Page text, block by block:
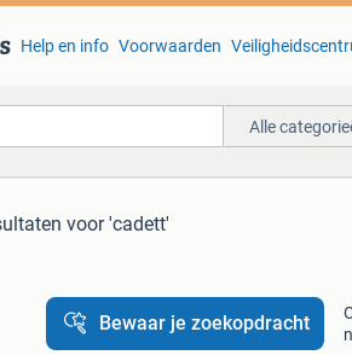
Help en info Voorwaarden
Alle
voor 'cadett'
Bewaar je zoekopdracht